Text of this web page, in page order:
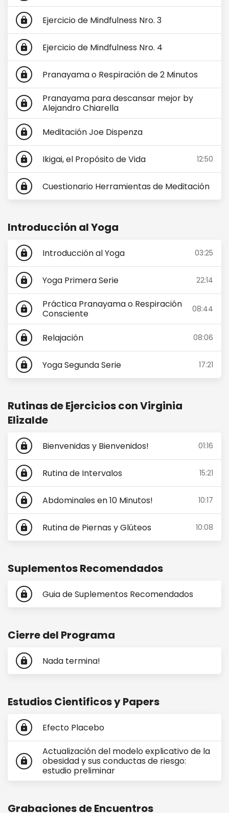
lock Ejercicio de Mindfulness Nro. 3
lock Ejercicio de Mindfulness Nro. 4
lock Pranayama o Respiración de 2 Minutos
lock
Pranayama para descansar mejor by
Alejandro Chiarella
lock Meditación Joe Dispenza
lock Ikigai, el Propósito de Vida 12:50
lock Cuestionario Herramientas de Meditación
Introducción al Yoga
lock Introducción al Yoga 03:25
lock Yoga Primera Serie 22:14
lock
Práctica Pranayama o Respiración
Consciente
08:44
lock Relajación 08:06
lock Yoga Segunda Serie 17:21
Rutinas de Ejercicios con Virginia
Elizalde
lock Bienvenidas y Bienvenidos! 01:16
lock Rutina de Intervalos 15:21
lock Abdominales en 10 Minutos! 10:17
lock Rutina de Piernas y Glúteos 10:08
Suplementos Recomendados
lock Guia de Suplementos Recomendados
Cierre del Programa
lock Nada termina!
Estudios Cientificos y Papers
lock Efecto Placebo
lock
Actualización del modelo explicativo de la
obesidad y sus conductas de riesgo:
estudio preliminar
Grabaciones de Encuentros